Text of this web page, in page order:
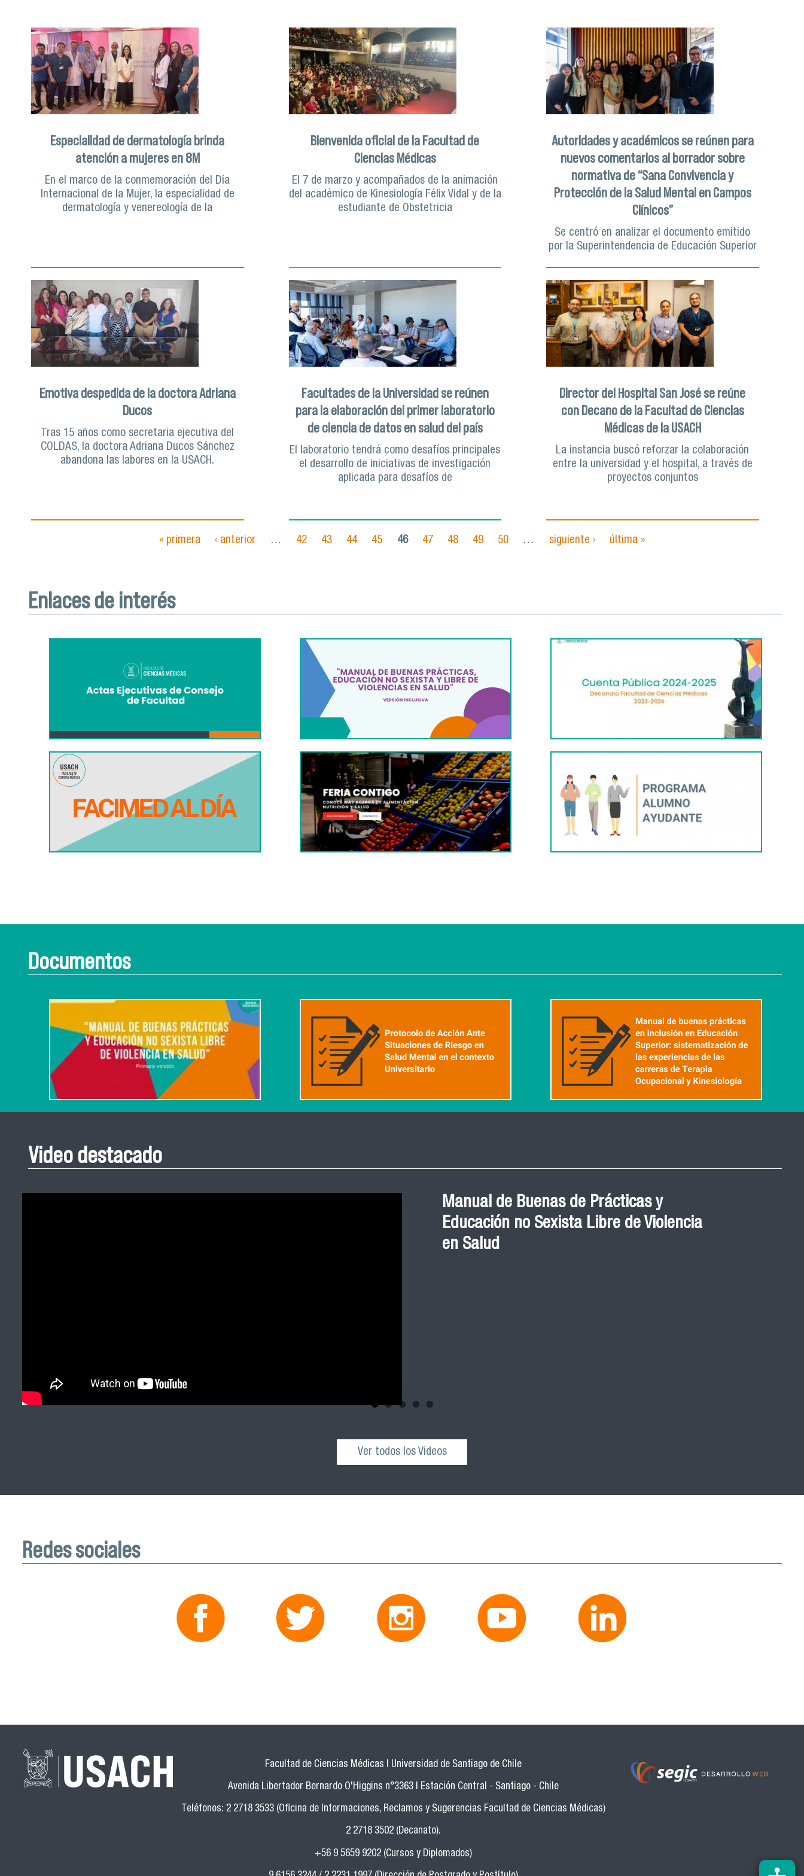
Especialidad de dermatología brinda
atención a mujeres en 8M
En el marco de la conmemoración del Día
Internacional de la Mujer, la especialidad de
dermatología y venereología de la
Bienvenida oficial de la Facultad de
Ciencias Médicas
El 7 de marzo y acompañados de la animación
del académico de Kinesiología Félix Vidal y de la
estudiante de Obstetricia
Autoridades y académicos se reúnen para
nuevos comentarios al borrador sobre
normativa de “Sana Convivencia y
Protección de la Salud Mental en Campos
Clínicos”
Se centró en analizar el documento emitido
por la Superintendencia de Educación Superior
Emotiva despedida de la doctora Adriana
Ducos
Tras 15 años como secretaria ejecutiva del
COLDAS, la doctora Adriana Ducos Sánchez
abandona las labores en la USACH.
Facultades de la Universidad se reúnen
para la elaboración del primer laboratorio
de ciencia de datos en salud del país
El laboratorio tendrá como desafíos principales
el desarrollo de iniciativas de investigación
aplicada para desafíos de
Director del Hospital San José se reúne
con Decano de la Facultad de Ciencias
Médicas de la USACH
La instancia buscó reforzar la colaboración
entre la universidad y el hospital, a través de
proyectos conjuntos
« primera ‹ anterior … 42 43 44 45 46 47 48 49 50 … siguiente › última »
Enlaces de interés
Documentos
Video destacado
Manual de Buenas de Prácticas y
Educación no Sexista Libre de Violencia
en Salud
Ver todos los Videos
Redes sociales
Facultad de Ciencias Médicas | Universidad de Santiago de Chile
Avenida Libertador Bernardo O'Higgins n°3363 | Estación Central - Santiago - Chile
Teléfonos: 2 2718 3533 (Oficina de Informaciones, Reclamos y Sugerencias Facultad de Ciencias Médicas)
2 2718 3502 (Decanato).
+56 9 5659 9202 (Cursos y Diplomados)